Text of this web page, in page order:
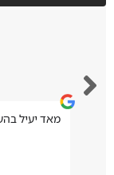
מאד יעיל